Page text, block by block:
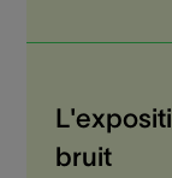
bruit